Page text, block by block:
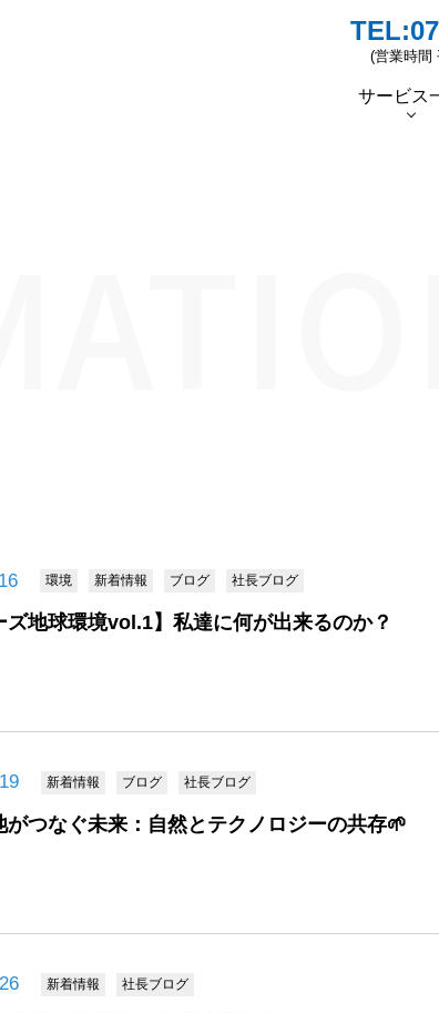
TEL:
(営業時間
サービス
グ
環境 新着情報 ブログ 社長ブログ
ズ地球環境vol.1】私達に何が出来るのか？
新着情報 ブログ 社長ブログ
がつなぐ未来：自然とテクノロジーの共存🌱
新着情報 社長ブログ